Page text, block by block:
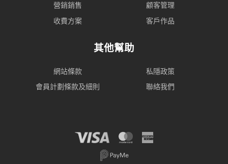
營銷銷售
顧客管理
收費方案
客戶作品
其他幫助
網站條款
私隱政策
會員計劃條款及細則
聯絡我們